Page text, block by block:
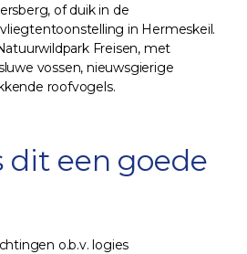
of duik in de
in Hermeskeil.
Freisen, met
vossen, nieuwsgierige
roofvogels.
dit een goede
o.b.v. logies